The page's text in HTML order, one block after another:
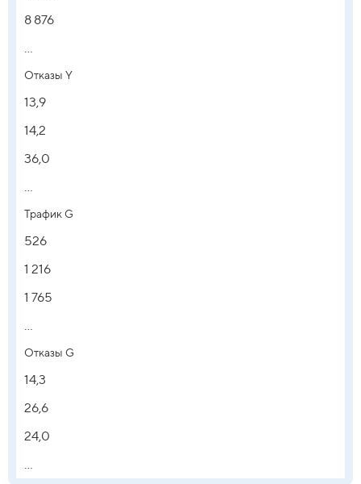
8 876
...
Отказы Y
13,9
14,2
36,0
...
Трафик G
526
1 216
1 765
...
Отказы G
14,3
26,6
24,0
...